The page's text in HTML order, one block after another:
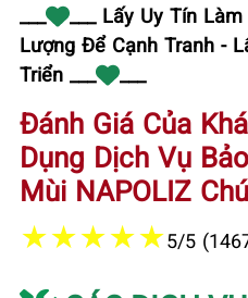
___ Lấy Uy Tín
Lượng Để Cạnh Tranh -
Triển ___
___
Đánh Giá Của
Dụng Dịch Vụ
Mùi NAPOLIZ
★★★★★5/5